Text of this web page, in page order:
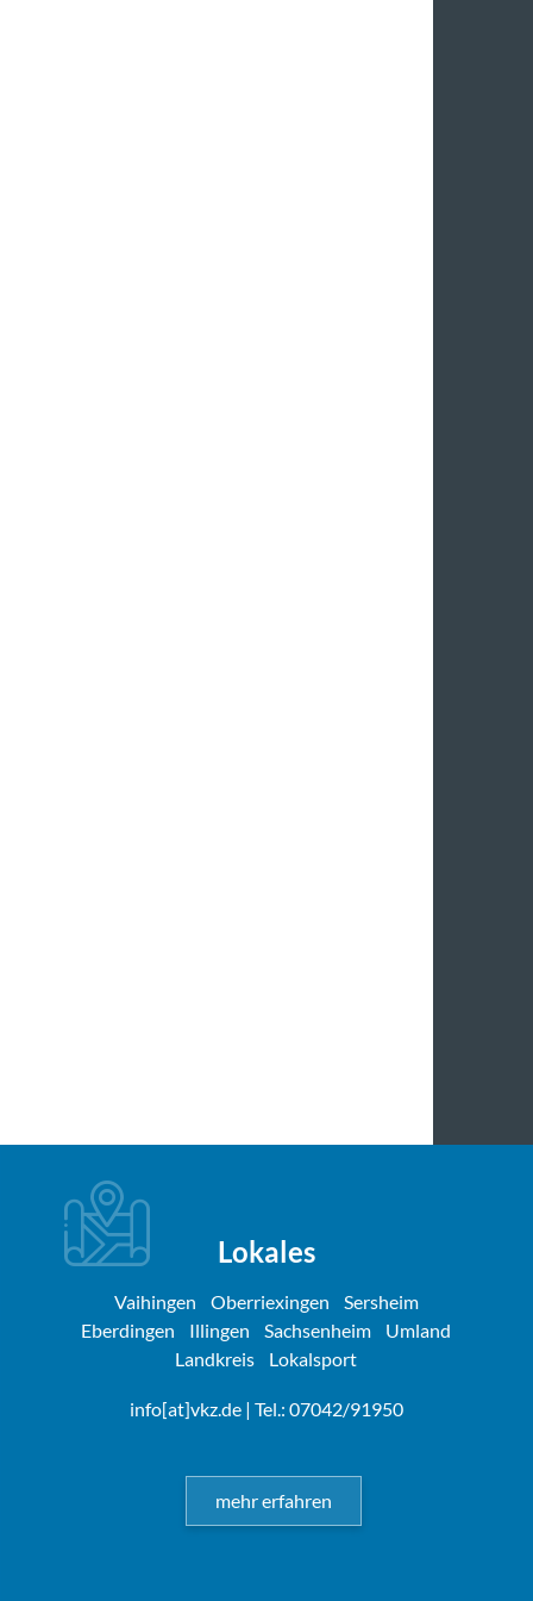
Lokales
Vaihingen Oberriexingen
Sersheim
Eberdingen
Illingen Sachsenheim
Umland
Landkreis
Lokalsport
info[at]vkz.de| Tel.: 07042/91950
mehr erfahren